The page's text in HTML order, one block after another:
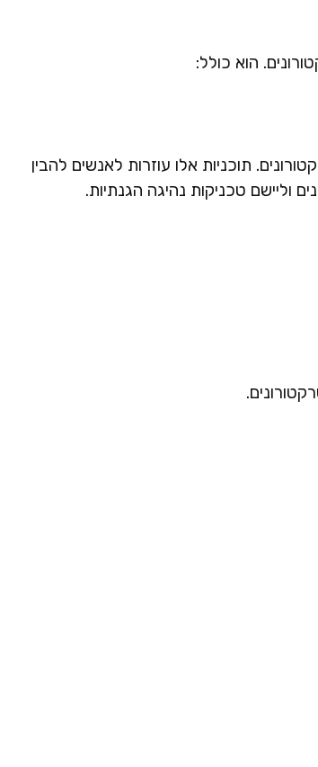
הוא כולל:
תוכניות אלו עוזרות לאנשים להבין
וליישם טכניקות נהיגה הגנתיות.